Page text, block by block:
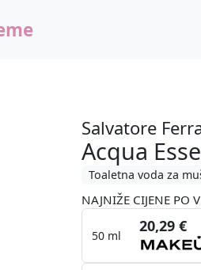
Salvatore
Acqua
Toaletna voda za
NAJNIŽE CIJENE PO
50 ml
20,29 €